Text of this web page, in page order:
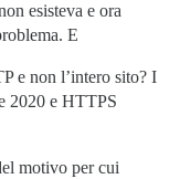
esisteva e ora
E
e non l’intero sito? I
2020 e HTTPS
motivo per cui